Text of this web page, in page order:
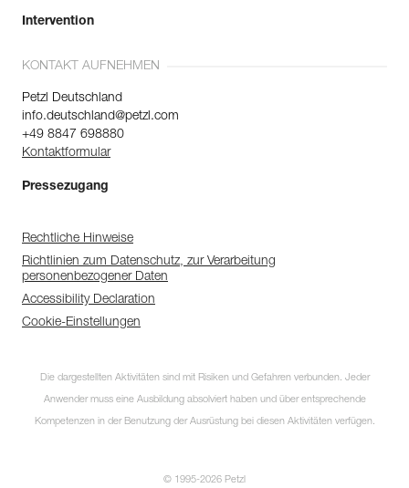
Intervention
KONTAKT AUFNEHMEN
Petzl Deutschland
info.deutschland@petzl.com
+49 8847 698880
Kontaktformular
Pressezugang
Rechtliche Hinweise
Richtlinien zum Datenschutz, zur Verarbeitung
personenbezogener Daten
Accessibility Declaration
Cookie-Einstellungen
Die dargestellten Aktivitäten sind mit Risiken und Gefahren verbunden. Jeder
Anwender muss eine Ausbildung absolviert haben und über entsprechende
Kompetenzen in der Benutzung der Ausrüstung bei diesen Aktivitäten verfügen.
© 1995-2026 Petzl